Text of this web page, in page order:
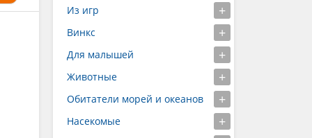
Из игр
Винкс
Для малышей
Животные
Обитатели морей и океанов
Насекомые